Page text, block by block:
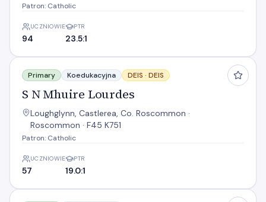
Patron: Catholic
UCZNIOWIE
94
PTR
23.5:1
S N Mhuire Lourdes
Primary Koedukacyjna DEIS · DEIS
S N Mhuire Lourdes
Loughglynn, Castlerea, Co. Roscommon ·
Roscommon · F45 K751
Patron: Catholic
UCZNIOWIE
57
PTR
19.0:1
S N Padraig Naofa